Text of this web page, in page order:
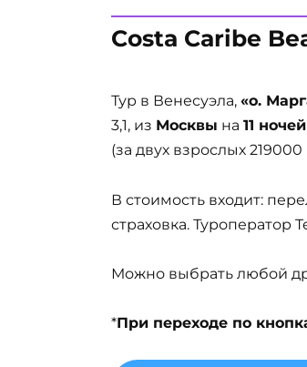
Costa Caribe
Тур в Венесуэла, «о.
3,1, из Москвы на 11 ночей
(за двух взрослых
В стоимость входит:
страховка. Туроператор
Можно выбрать любой
*При переходе по